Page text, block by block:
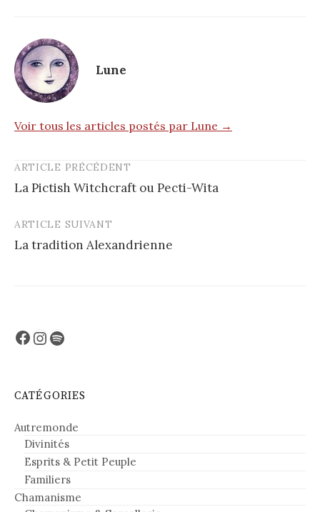
Lune
Voir tous les articles postés par Lune →
Post
navigation
ARTICLE PRÉCÉDENT
La Pictish Witchcraft ou Pecti-Wita
ARTICLE SUIVANT
La tradition Alexandrienne
Facebook
Instagram
Spotify
CATÉGORIES
Autremonde
Divinités
Esprits & Petit Peuple
Familiers
Chamanisme